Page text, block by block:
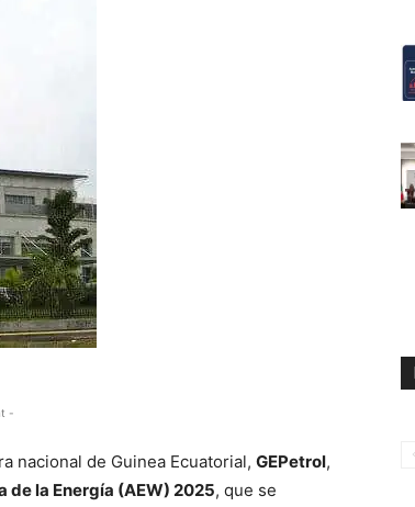
-
nacional de Guinea Ecuatorial, GEPetrol,
de la Energía (AEW) 2025, que se